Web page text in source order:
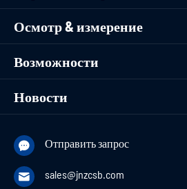
Осмотр & измерение
Возможности
Новости
 Отправить запрос
 sales@jnzcsb.com